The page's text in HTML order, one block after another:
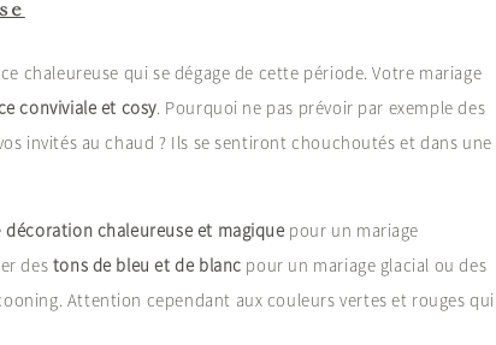
chaleureuse qui se dégage de cette période. Votre mariage
conviviale et cosy. Pourquoi ne pas prévoir par exemple des
invités au chaud ? Ils se sentiront chouchoutés et dans une
décoration chaleureuse et magique pour un mariage
des tons de bleu et de blanc pour un mariage glacial ou des
Attention cependant aux couleurs vertes et rouges qui